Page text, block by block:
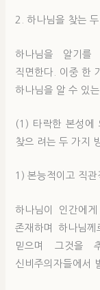
2. 하나님을 찾는
하나님을 알기를
직면한다. 이중 한
하나님을 알 수 있
(1) 타락한 본성에
찾으 려는 두 가지
1) 본능적이고 직
하나님이 인간에
존재하며 하나님
믿으며 그것을
신비주의자들에서